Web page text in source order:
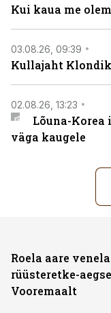
Kui kaua me
03.08.26, 09:39
Kullajaht
02.08.26, 13:23
Lõuna-Korea
väga kaugele
Roela aare
rüüsteretke-
Vooremaalt